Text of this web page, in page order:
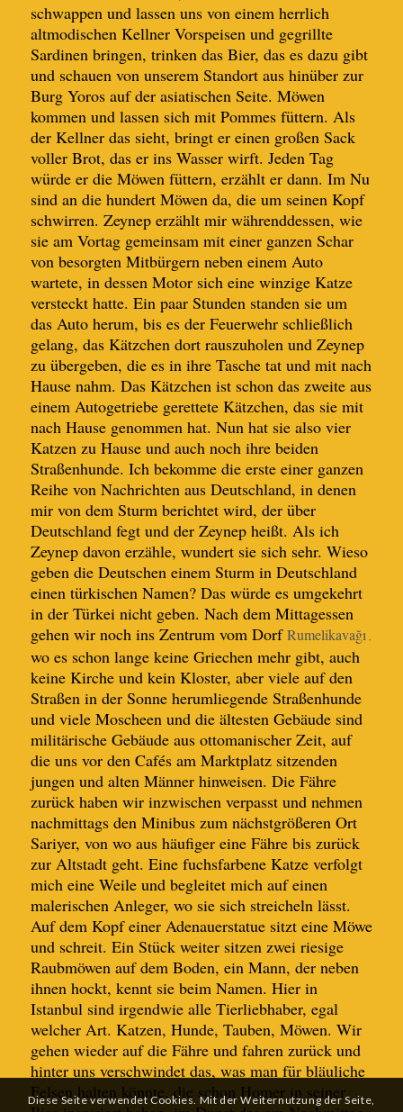
schwappen und lassen uns von einem herrlich
altmodischen Kellner Vorspeisen und gegrillte
Sardinen bringen, trinken das Bier, das es dazu gibt
und schauen von unserem Standort aus hinüber zur
Burg Yoros auf der asiatischen Seite. Möwen
kommen und lassen sich mit Pommes füttern. Als
der Kellner das sieht, bringt er einen großen Sack
voller Brot, das er ins Wasser wirft. Jeden Tag
würde er die Möwen füttern, erzählt er dann. Im Nu
sind an die hundert Möwen da, die um seinen Kopf
schwirren. Zeynep erzählt mir währenddessen, wie
sie am Vortag gemeinsam mit einer ganzen Schar
von besorgten Mitbürgern neben einem Auto
wartete, in dessen Motor sich eine winzige Katze
versteckt hatte. Ein paar Stunden standen sie um
das Auto herum, bis es der Feuerwehr schließlich
gelang, das Kätzchen dort rauszuholen und Zeynep
zu übergeben, die es in ihre Tasche tat und mit nach
Hause nahm. Das Kätzchen ist schon das zweite aus
einem Autogetriebe gerettete Kätzchen, das sie mit
nach Hause genommen hat. Nun hat sie also vier
Katzen zu Hause und auch noch ihre beiden
Straßenhunde. Ich bekomme die erste einer ganzen
Reihe von Nachrichten aus Deutschland, in denen
mir von dem Sturm berichtet wird, der über
Deutschland fegt und der Zeynep heißt. Als ich
Zeynep davon erzähle, wundert sie sich sehr. Wieso
geben die Deutschen einem Sturm in Deutschland
einen türkischen Namen? Das würde es umgekehrt
in der Türkei nicht geben. Nach dem Mittagessen
gehen wir noch ins Zentrum vom DorfRumelikavağı ,
wo es schon lange keine Griechen mehr gibt, auch
keine Kirche und kein Kloster, aberviele auf den
Straßen in der Sonne herumliegende Straßenhunde
undviele Moscheen und die ältesten Gebäude sind
militärische Gebäude aus ottomanischer Zeit, auf
die uns vor den Cafés am Marktplatz sitzenden
jungen und alten Männer hinweisen. Die Fähre
zurück haben wir inzwischen verpasst und nehmen
nachmittagsden Minibus zum nächstgrößeren Ort
Sariyer, von wo aus häufiger eine Fähre bis zurück
zur Altstadt geht. Eine fuchsfarbene Katze verfolgt
mich eine Weile und begleitet mich auf einen
malerischen Anleger, wo sie sich streicheln lässt.
Auf dem Kopf einer Adenauerstatue sitzt eine Möwe
und schreit. Ein Stück weiter sitzen zwei riesige
Raubmöwen auf dem Boden, ein Mann, der neben
ihnen hockt, kennt sie beim Namen. Hier in
Istanbul sind irgendwie alle Tierliebhaber, egal
welcher Art. Katzen, Hunde, Tauben, Möwen. Wir
gehen wieder auf die Fähre und fahren zurück und
hinter uns verschwindet das, was man für bläuliche
Felsen halten könnte, die schon Homer in seiner
Diese Seite verwendet Cookies. Mit der Weiternutzung der Seite,